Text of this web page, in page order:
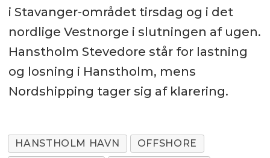
i Stavanger-området tirsdag og i det
nordlige Vestnorge i slutningen af ugen.
Hanstholm Stevedore står for lastning
og losning i Hanstholm, mens
Nordshipping tager sig af klarering.
HANSTHOLM HAVN
OFFSHORE